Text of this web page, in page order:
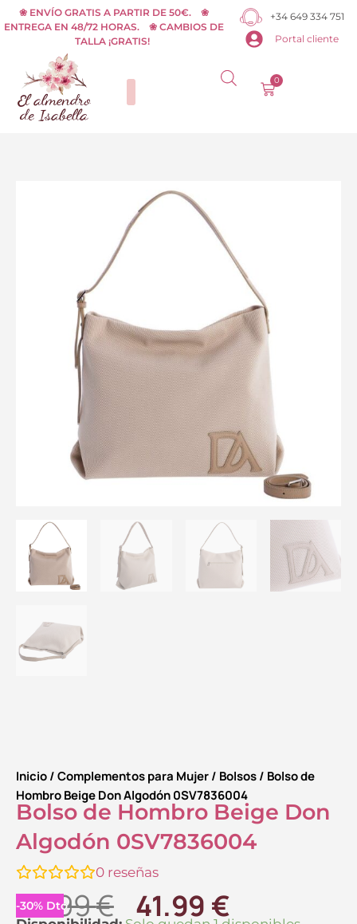
al
contenido
❀ ENVÍO GRATIS A PARTIR DE 50€. ❀
ENTREGA EN 48/72 HORAS. ❀ CAMBIOS DE
TALLA ¡GRATIS!
+34 649 334 751
Portal cliente
0
Carrito
Inicio/Complementos para Mujer/ Bolsos/ Bolso de
Hombro Beige Don Algodón 0SV7836004
Bolso de Hombro Beige Don
Algodón 0SV7836004
0 reseñas
-30% Dto.
59.99€ El
41.99 €El